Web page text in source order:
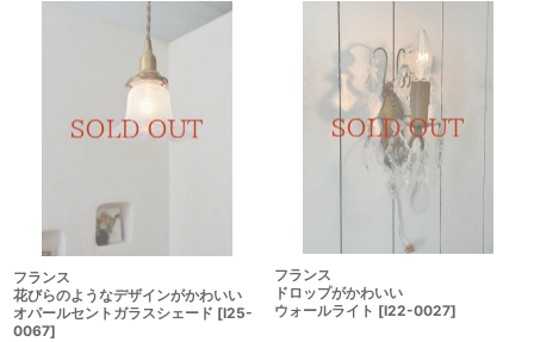
フランス
花びらのようなデザインがかわいい
オパールセントガラスシェード [I25-
0067]
フランス
ドロップがかわいい
ウォールライト [I22-0027]